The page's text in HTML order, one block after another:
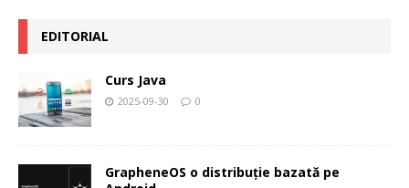
EDITORIAL
Curs Java
2025-09-30 0
GrapheneOS o distribuție bazată pe